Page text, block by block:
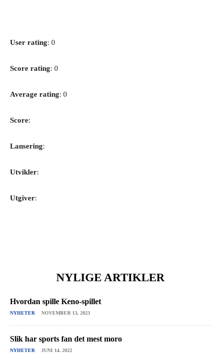
User rating: 0
Score rating: 0
Average rating: 0
Score:
Lansering:
Utvikler:
Utgiver:
NYLIGE ARTIKLER
Hvordan spille Keno-spillet
NYHETER NOVEMBER 13, 2023
Slik har sports fan det mest moro
NYHETER JUNI 14, 2022